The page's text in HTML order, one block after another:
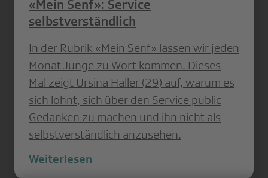
«Mein Senf»: Service
selbstverständlich
In der Rubrik «Mein Senf» lassen wir jeden
Monat Junge zu Wort kommen. Dieses
Mal zeigt Ursina Haller (29) auf, warum es
sich lohnt, sich über den Service public
Gedanken zu machen und ihn nicht als
selbstverständlich anzusehen.
Weiterlesen